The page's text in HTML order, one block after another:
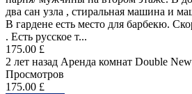
два сан узла , стиральная машина и
В гардене есть место для барбекю.
. Есть русское т...
175.00 £
2 лет назад Аренда комнат Double New
Просмотров
175.00 £